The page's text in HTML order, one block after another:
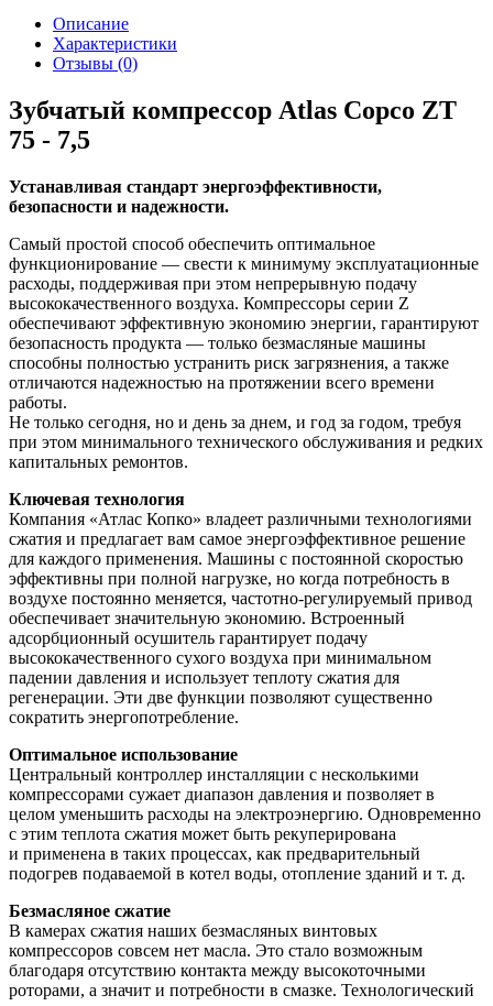
Описание
Характеристики
Отзывы (0)
Зубчатый компрессор Atlas Copco ZT
75 - 7,5
Устанавливая стандарт энергоэффективности,
безопасности и надежности.
Самый простой способ обеспечить оптимальное
функционирование — свести к минимуму эксплуатационные
расходы, поддерживая при этом непрерывную подачу
высококачественного воздуха. Компрессоры серии Z
обеспечивают эффективную экономию энергии, гарантируют
безопасность продукта — только безмасляные машины
способны полностью устранить риск загрязнения, а также
отличаются надежностью на протяжении всего времени
работы.
Не только сегодня, но и день за днем, и год за годом, требуя
при этом минимального технического обслуживания и редких
капитальных ремонтов.
Ключевая технология
Компания «Атлас Копко» владеет различными технологиями
сжатия и предлагает вам самое энергоэффективное решение
для каждого применения. Машины с постоянной скоростью
эффективны при полной нагрузке, но когда потребность в
воздухе постоянно меняется, частотно-регулируемый привод
обеспечивает значительную экономию. Встроенный
адсорбционный осушитель гарантирует подачу
высококачественного сухого воздуха при минимальном
падении давления и использует теплоту сжатия для
регенерации. Эти две функции позволяют существенно
сократить энергопотребление.
Оптимальное использование
Центральный контроллер инсталляции с несколькими
компрессорами сужает диапазон давления и позволяет в
целом уменьшить расходы на электроэнергию. Одновременно
с этим теплота сжатия может быть рекуперирована
и применена в таких процессах, как предварительный
подогрев подаваемой в котел воды, отопление зданий и т. д.
Безмасляное сжатие
В камерах сжатия наших безмасляных винтовых
компрессоров совсем нет масла. Это стало возможным
благодаря отсутствию контакта между высокоточными
роторами, а значит и потребности в смазке. Технологический